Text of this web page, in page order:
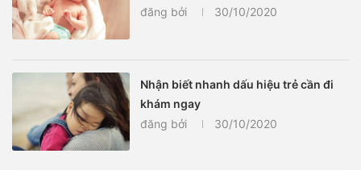
đăng bởi
30/10/2020
Nhận biết nhanh dấu hiệu trẻ cần đi
khám ngay
đăng bởi
30/10/2020